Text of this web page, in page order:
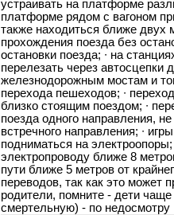
устраивать на платформе
платформе рядом с вагоном
также находиться ближе двух
прохождения поезда без
остановки поезда; ∙ на
перелезать через автосцепки
железнодорожным мостам и
перехода пешеходов; ∙
близко стоящим поездом; ∙
поезда одного направления,
встречного направления; ∙
подниматься на
электропроводу ближе 8
пути ближе 5 метров от
переводов, так как это может
родители, помните - дети
смертельную) - по недосмотру